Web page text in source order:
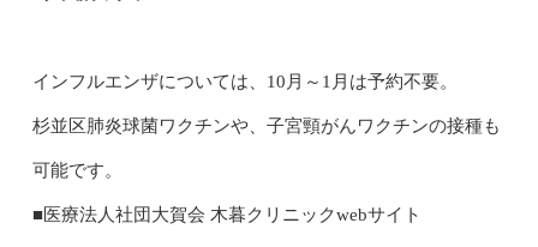
インフルエンザについては、10月～1月は予約不要。
杉並区肺炎球菌ワクチンや、子宮頸がんワクチンの接種も
可能です。
■医療法人社団大賀会 木暮クリニックwebサイト